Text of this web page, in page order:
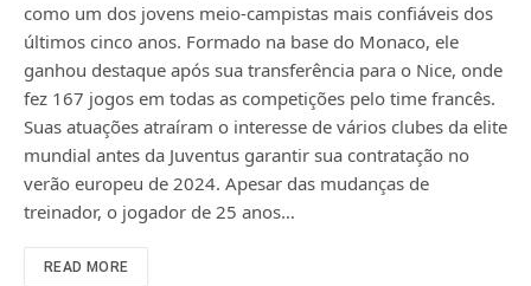
como um dos jovens meio-campistas mais confiáveis ​​dos
últimos cinco anos. Formado na base do Monaco, ele
ganhou destaque após sua transferência para o Nice, onde
fez 167 jogos em todas as competições pelo time francês.
Suas atuações atraíram o interesse de vários clubes da elite
mundial antes da Juventus garantir sua contratação no
verão europeu de 2024. Apesar das mudanças de
treinador, o jogador de 25 anos…
READ MORE